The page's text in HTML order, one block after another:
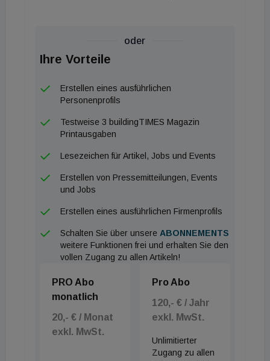
oder
Ihre Vorteile
Erstellen eines ausführlichen
Personenprofils
Testweise 3 buildingTIMES Magazin
Printausgaben
Lesezeichen für Artikel, Jobs und Events
Erstellen von Pressemitteilungen, Events
und Jobs
Erstellen eines ausführlichen Firmenprofils
Schalten Sie über unsere ABONNEMENTS
weitere Funktionen frei und erhalten Sie den
vollen Zugang zu allen Artikeln!
PRO Abo
monatlich
20,- € / Monat
exkl. MwSt.
Pro Abo
120,- € / Jahr
exkl. MwSt.
Unlimitierter
Zugang zu allen